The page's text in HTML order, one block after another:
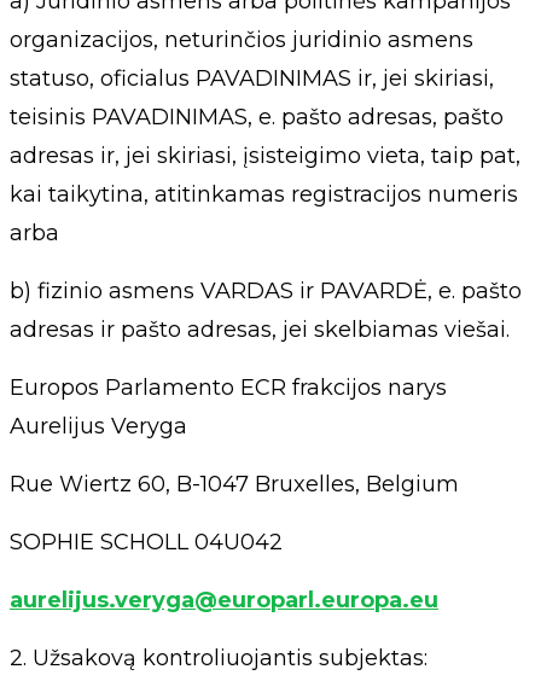
organizacijos, neturinčios juridinio asmens
statuso, oficialus PAVADINIMAS ir, jei skiriasi,
teisinis PAVADINIMAS, e. pašto adresas, pašto
adresas ir, jei skiriasi, įsisteigimo vieta, taip pat,
kai taikytina, atitinkamas registracijos numeris
arba
b) fizinio asmens VARDAS ir PAVARDĖ, e. pašto
adresas ir pašto adresas, jei skelbiamas viešai.
Europos Parlamento ECR frakcijos narys
Aurelijus Veryga
Rue Wiertz 60, B-1047 Bruxelles, Belgium
SOPHIE SCHOLL 04U042
aurelijus.veryga@europarl.europa.eu
2. Užsakovą kontroliuojantis subjektas: